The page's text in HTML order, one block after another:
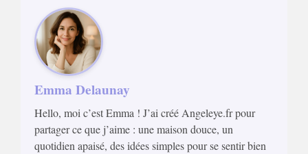
Emma Delaunay
Hello, moi c’est Emma ! J’ai créé Angeleye.fr pour
partager ce que j’aime : une maison douce, un
quotidien apaisé, des idées simples pour se sentir bien